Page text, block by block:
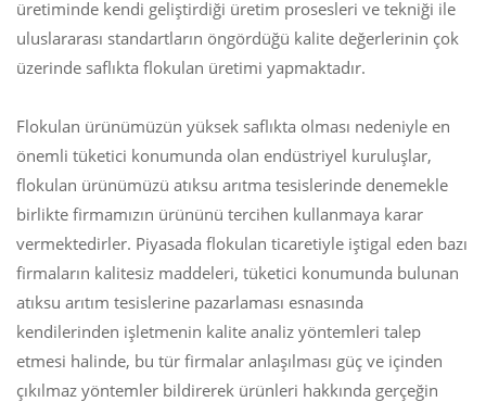
üretiminde kendi geliştirdiği üretim prosesleri ve tekniği ile
uluslararası standartların öngördüğü kalite değerlerinin çok
üzerinde saflıkta flokulan üretimi yapmaktadır.
Flokulan ürünümüzün yüksek saflıkta olması nedeniyle en
önemli tüketici konumunda olan endüstriyel kuruluşlar,
flokulan ürünümüzü atıksu arıtma tesislerinde denemekle
birlikte firmamızın ürününü tercihen kullanmaya karar
vermektedirler. Piyasada flokulan ticaretiyle iştigal eden bazı
firmaların kalitesiz maddeleri, tüketici konumunda bulunan
atıksu arıtım tesislerine pazarlaması esnasında
kendilerinden işletmenin kalite analiz yöntemleri talep
etmesi halinde, bu tür firmalar anlaşılması güç ve içinden
çıkılmaz yöntemler bildirerek ürünleri hakkında gerçeğin